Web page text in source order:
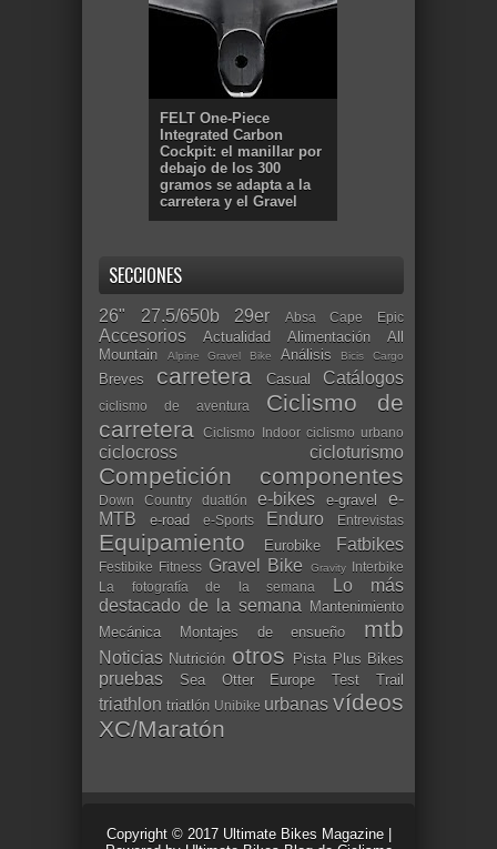
FELT One-Piece
Integrated Carbon
Cockpit: el manillar por
debajo de los 300
gramos se adapta a la
carretera y el Gravel
SECCIONES
26" 27.5/650b 29er Absa Cape Epic
Accesorios Actualidad Alimentación
All
Mountain
Alpine Gravel Bike Análisis Bicis Cargo
Breves carretera Casual Catálogos
ciclismo de aventura
Ciclismo de
carretera
Ciclismo Indoor ciclismo urbano
ciclocross cicloturismo
Competición componentes
Down Country duatlón e-bikes e-gravel
e-
MTB
e-road e-Sports Enduro Entrevistas
Equipamiento Eurobike Fatbikes
Festibike Fitness Gravel Bike Gravity Interbike
La fotografía de la semana
Lo más
destacado de la semana
Mantenimiento
Mecánica
Montajes de ensueño mtb
Noticias Nutrición otros Pista Plus Bikes
pruebas Sea Otter Europe Test Trail
triathlon triatlón Unibike urbanas vídeos
XC/Maratón
Copyright © 2017 Ultimate Bikes Magazine|